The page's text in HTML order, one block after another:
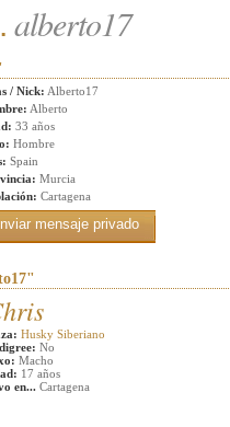
alberto17
/ Nick: Alberto17
Alberto
33 años
Hombre
Spain
Murcia
Cartagena
Husky Siberiano
No
Macho
17 años
en... Cartagena